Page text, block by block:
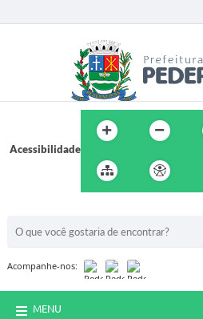
Acessibilidade
Acompanhe-nos:
MENU